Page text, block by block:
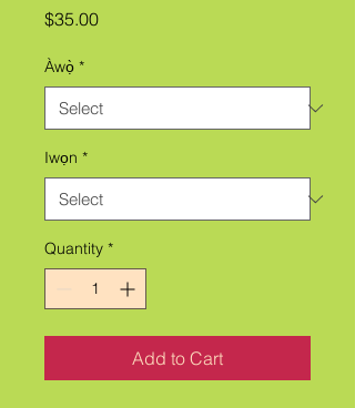
$35.00Price
Àwọ̀ *
Iwọn *
Quantity *
Add to Cart